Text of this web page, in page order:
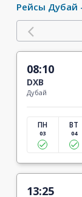
Рейсы Дубай
08:10
DXB
Дубай
ПН
03
ВТ
04
13:25